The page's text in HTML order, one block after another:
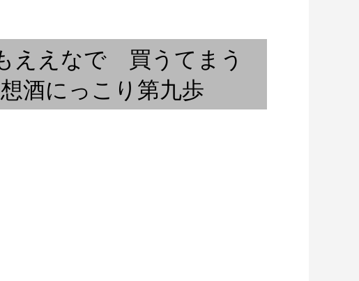
アス...
北京遊学記 (2)
ええなで 買うてまう
酒にっこり第九歩